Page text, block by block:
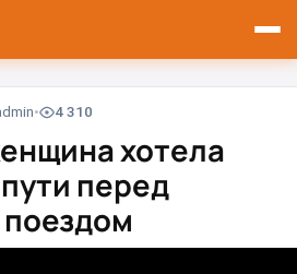
4 310
хотела
перед